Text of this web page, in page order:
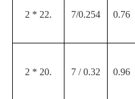
2 * 22. 7/0.254 0.76
2 * 20. 7 / 0.32 0.96